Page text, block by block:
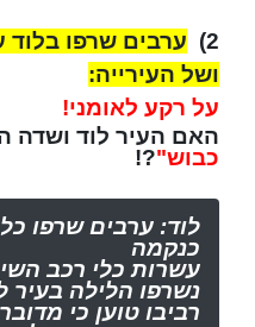
2)
ערבים שרפו בלוד
ושל העירייה:
על רקע לאומני!
האם העיר לוד ושדה
כבוש"?!
לוד: ערבים שרפו
כנקמה
עשרות כלי רכב
נשרפו הלילה בעיר
רביבו טוען כי